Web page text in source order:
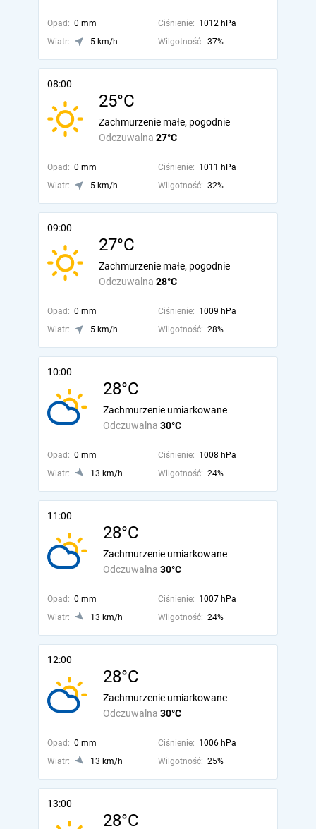
Opad: 0 mm Ciśnienie: 1012 hPa
Wiatr:
5 km/h Wilgotność: 37%
08:00
25°C
Odczuwalna 27°C
Zachmurzenie małe, pogodnie
Opad: 0 mm Ciśnienie: 1011 hPa
Wiatr:
5 km/h Wilgotność: 32%
09:00
27°C
Odczuwalna 28°C
Zachmurzenie małe, pogodnie
Opad: 0 mm Ciśnienie: 1009 hPa
Wiatr:
5 km/h Wilgotność: 28%
10:00
28°C
Odczuwalna 30°C
Zachmurzenie umiarkowane
Opad: 0 mm Ciśnienie: 1008 hPa
Wiatr:
13 km/h Wilgotność: 24%
11:00
28°C
Odczuwalna 30°C
Zachmurzenie umiarkowane
Opad: 0 mm Ciśnienie: 1007 hPa
Wiatr:
13 km/h Wilgotność: 24%
12:00
28°C
Odczuwalna 30°C
Zachmurzenie umiarkowane
Opad: 0 mm Ciśnienie: 1006 hPa
Wiatr:
13 km/h Wilgotność: 25%
13:00
28°C